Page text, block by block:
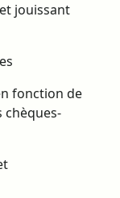
jouissant
fonction de
chèques-